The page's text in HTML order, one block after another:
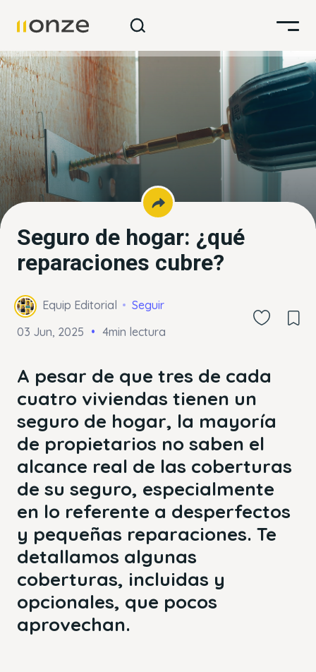
Seguro de hogar: ¿qué
reparaciones cubre?
Equip Editorial
Seguir
03 Jun, 2025
4min lectura
A pesar de que tres de cada
cuatro viviendas tienen un
seguro de hogar, la mayoría
de propietarios no saben el
alcance real de las coberturas
de su seguro, especialmente
en lo referente a desperfectos
y pequeñas reparaciones. Te
detallamos algunas
coberturas, incluidas y
opcionales, que pocos
aprovechan.